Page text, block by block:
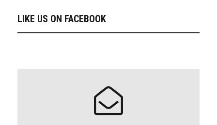
LIKE US ON FACEBOOK